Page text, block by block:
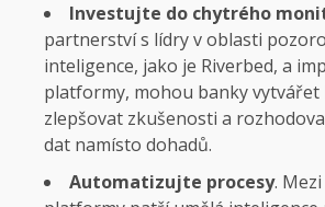
Investujte do chytrého
partnerství s lídry v oblasti
inteligence, jako je Riverbed, a
platformy, mohou banky vytvářet
zlepšovat zkušenosti a
dat namísto dohadů.
Automatizujte procesy.